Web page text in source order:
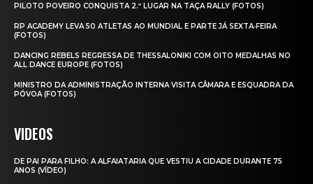
PILOTO POVEIRO CONQUISTA 2.º LUGAR NA TAÇA RALLY (FOTOS)
RP ACADEMY LEVA 50 ATLETAS AO MUNDIAL E PARTE JÁ SEXTA‑FEIRA
(FOTOS)
DANCING REBELS REGRESSA DE THESSALONIKI COM OITO MEDALHAS NO
ALL DANCE EUROPE (FOTOS)
MINISTRO DA ADMINISTRAÇÃO INTERNA VISITA CÂMARA E ESQUADRA DA
PÓVOA (FOTOS)
VIDEOS
DE PAI PARA FILHO: A ALFAIATARIA QUE VESTIU A CIDADE DURANTE 75
ANOS (VÍDEO)